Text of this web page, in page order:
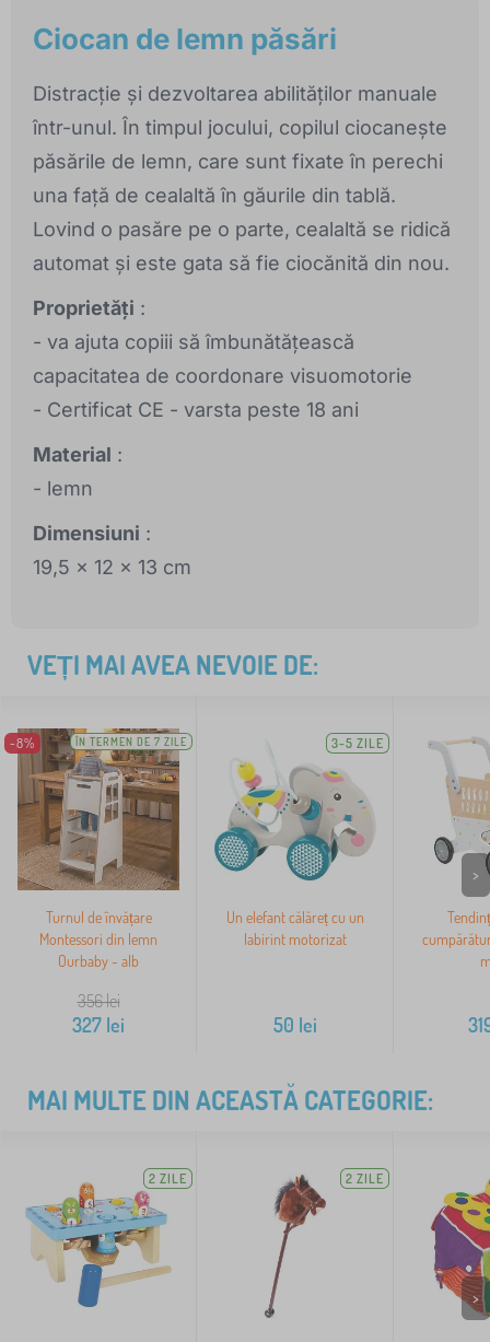
Ciocan de lemn păsări
Distracție și dezvoltarea abilităților manuale
într-unul. În timpul jocului, copilul ciocanește
păsările de lemn, care sunt fixate în perechi
una față de cealaltă în găurile din tablă.
Lovind o pasăre pe o parte, cealaltă se ridică
automat și este gata să fie ciocănită din nou.
Proprietăți :
- va ajuta copiii să îmbunătățească
capacitatea de coordonare visuomotorie
- Certificat CE - varsta peste 18 ani
Material :
- lemn
Dimensiuni :
19,5 x 12 x 13 cm
VEȚI MAI AVEA NEVOIE DE:
-8% ÎN TERMEN DE 7 ZILE
Turnul de învățare
Montessori din lemn
Ourbaby - alb
356lei
327 lei
3-5 ZILE
Un elefant călăreț cu un
labirint motorizat
50 lei
>
MAI MULTE DIN ACEASTĂ CATEGORIE:
2 ZILE 2 ZILE
>